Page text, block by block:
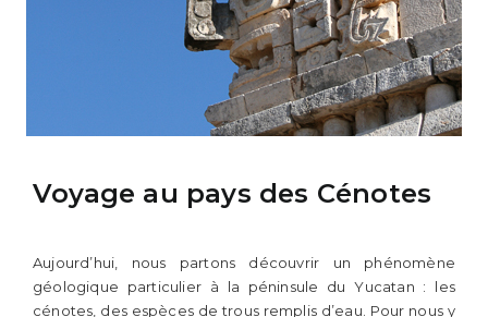
Voyage au pays des Cénotes
Aujourd’hui, nous partons découvrir un phénomène
géologique particulier à la péninsule du Yucatan : les
cénotes, des espèces de trous remplis d’eau. Pour nous y